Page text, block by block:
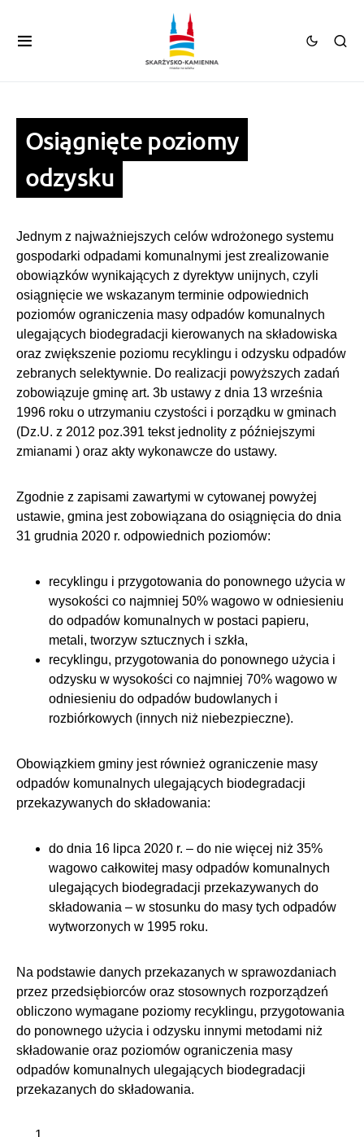
Osiągnięte poziomy
odzysku
Jednym z najważniejszych celów wdrożonego systemu
gospodarki odpadami komunalnymi jest zrealizowanie
obowiązków wynikających z dyrektyw unijnych, czyli
osiągnięcie we wskazanym terminie odpowiednich
poziomów ograniczenia masy odpadów komunalnych
ulegających biodegradacji kierowanych na składowiska
oraz zwiększenie poziomu recyklingu i odzysku odpadów
zebranych selektywnie. Do realizacji powyższych zadań
zobowiązuje gminę art. 3b ustawy z dnia 13 września
1996 roku o utrzymaniu czystości i porządku w gminach
(Dz.U. z 2012 poz.391 tekst jednolity z późniejszymi
zmianami ) oraz akty wykonawcze do ustawy.
Zgodnie z zapisami zawartymi w cytowanej powyżej
ustawie, gmina jest zobowiązana do osiągnięcia do dnia
31 grudnia 2020 r. odpowiednich poziomów:
recyklingu i przygotowania do ponownego użycia w
wysokości co najmniej 50% wagowo w odniesieniu
do odpadów komunalnych w postaci papieru,
metali, tworzyw sztucznych i szkła,
recyklingu, przygotowania do ponownego użycia i
odzysku w wysokości co najmniej 70% wagowo w
odniesieniu do odpadów budowlanych i
rozbiórkowych (innych niż niebezpieczne).
Obowiązkiem gminy jest również ograniczenie masy
odpadów komunalnych ulegających biodegradacji
przekazywanych do składowania:
do dnia 16 lipca 2020 r. – do nie więcej niż 35%
wagowo całkowitej masy odpadów komunalnych
ulegających biodegradacji przekazywanych do
składowania – w stosunku do masy tych odpadów
wytworzonych w 1995 roku.
Na podstawie danych przekazanych w sprawozdaniach
przez przedsiębiorców oraz stosownych rozporządzeń
obliczono wymagane poziomy recyklingu, przygotowania
do ponownego użycia i odzysku innymi metodami niż
składowanie oraz poziomów ograniczenia masy
odpadów komunalnych ulegających biodegradacji
przekazanych do składowania.